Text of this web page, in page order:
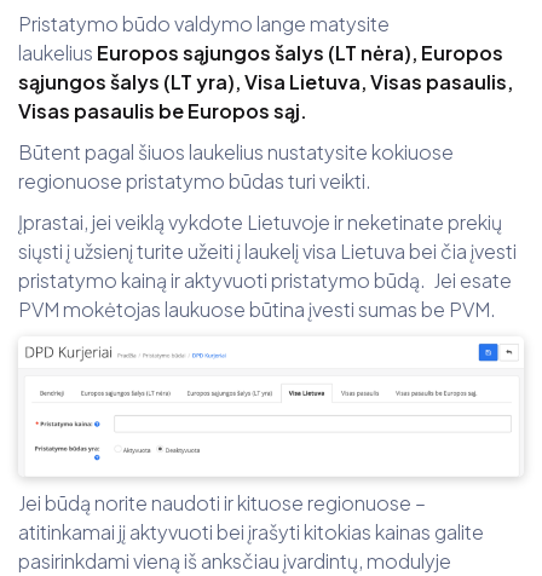
Pristatymo būdo valdymo lange matysite
laukelius Europos sąjungos šalys (LT nėra), Europos
sąjungos šalys (LT yra), Visa Lietuva, Visas pasaulis,
Visas pasaulis be Europos sąj.
Būtent pagal šiuos laukelius nustatysite kokiuose
regionuose pristatymo būdas turi veikti.
Įprastai, jei veiklą vykdote Lietuvoje ir neketinate prekių
siųsti į užsienį turite užeiti į laukelį visa Lietuva bei čia įvesti
pristatymo kainą ir aktyvuoti pristatymo būdą. Jei esate
PVM mokėtojas laukuose būtina įvesti sumas be PVM.
Jei būdą norite naudoti ir kituose regionuose –
atitinkamai jį aktyvuoti bei įrašyti kitokias kainas galite
pasirinkdami vieną iš anksčiau įvardintų, modulyje